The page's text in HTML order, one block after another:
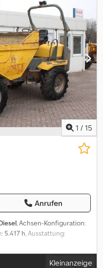
1 / 15
Anrufen
, Achsen-Konfiguration:
5.417 h, Ausstattung:
Motormarke: Perkins Max.
J.A.J. Jansen, um weitere
Kleinanzeige